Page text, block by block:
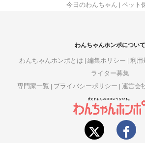
今日のわんちゃん ペット
わんちゃんホンポについて
わんちゃんホンポとは 編集ポリシー 利用
ライター募集
専門家一覧
プライバシーポリシー 運営会